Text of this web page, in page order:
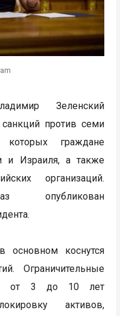
Зеленский
против семи
граждане
и Израиля, а также
организаций.
опубликован
основном коснутся
Ограничительные
от 3 до 10 лет
активов,